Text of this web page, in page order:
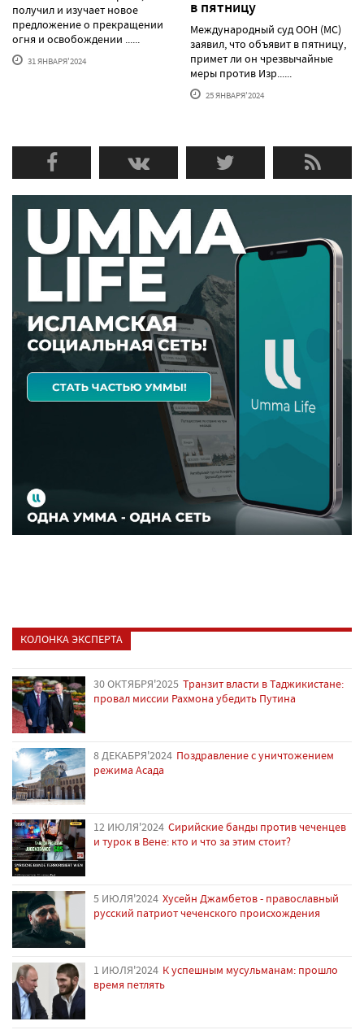
получил и изучает новое
предложение о прекращении
огня и освобождении ......
31 ЯНВАРЯ'2024
в пятницу
Международный суд ООН (МС)
заявил, что объявит в пятницу,
примет ли он чрезвычайные
меры против Изр......
25 ЯНВАРЯ'2024
КОЛОНКА ЭКСПЕРТА
30 ОКТЯБРЯ'2025 Транзит власти в Таджикистане:
провал миссии Рахмона убедить Путина
8 ДЕКАБРЯ'2024 Поздравление с уничтожением
режима Асада
12 ИЮЛЯ'2024 Сирийские банды против чеченцев
и турок в Вене: кто и что за этим стоит?
5 ИЮЛЯ'2024 Хусейн Джамбетов - православный
русский патриот чеченского происхождения
1 ИЮЛЯ'2024 К успешным мусульманам: прошло
время петлять